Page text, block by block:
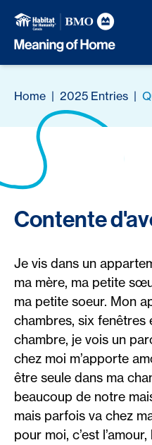
Home | 2025 Entries |
Contente
Je vis dans un
ma mère, ma petite
ma petite soeur. Mon
chambres, six fenêtres
chambre, je vois un
chez moi m’apporte
être seule dans ma
beaucoup de notre
mais parfois va chez
pour moi, c’est